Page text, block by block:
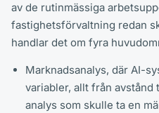
av de rutinmässiga
fastighetsförvaltning redan
handlar det om fyra
Marknadsanalys, där AI-
variabler, allt från
analys som skulle ta en